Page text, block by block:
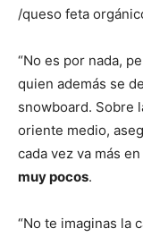
/queso feta
“No es por nada,
quien además se
snowboard. Sobre
oriente medio,
cada vez va más
muy pocos.
“No te imaginas la